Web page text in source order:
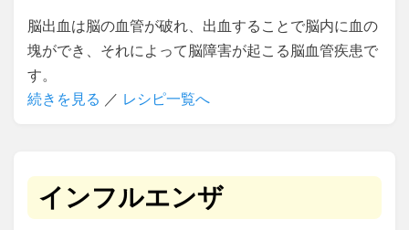
脳出血は脳の血管が破れ、出血することで脳内に血の
塊ができ、それによって脳障害が起こる脳血管疾患で
す。
続きを見る ／ レシピ一覧へ
インフルエンザ